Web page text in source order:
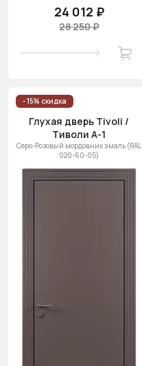
24 012 ₽
28 250 ₽
- 15% скидка
Глухая дверь Tivoli /
Тиволи А-1
Серо-Розовый мордовник эмаль (RAL
020-60-05)